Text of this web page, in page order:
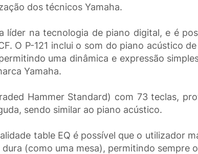
dos técnicos Yamaha.
líder na tecnologia de piano digital, e é
O P-121 inclui o som do piano acústico
uma dinâmica e expressão
Yamaha.
Hammer Standard) com 73 teclas,
sendo similar ao piano acústico.
table EQ é possível que o utilizador
(como uma mesa), permitindo sempre